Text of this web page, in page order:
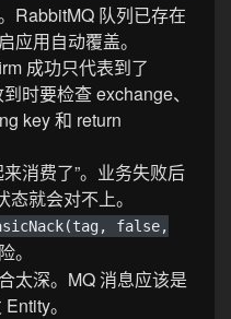
RabbitMQ 队列已存在
应用自动覆盖。
成功只代表到了
时要检查 exchange、
key 和 return
消费了”。业务失败后
就会对不上。
false,
。
太深。MQ 消息应该是
。